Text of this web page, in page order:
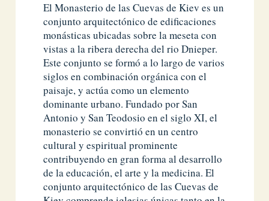
El Monasterio de las Cuevas de Kiev es un
conjunto arquitectónico de edificaciones
monásticas ubicadas sobre la meseta con
vistas a la ribera derecha del rio Dnieper.
Este conjunto se formó a lo largo de varios
siglos en combinación orgánica con el
paisaje, y actúa como un elemento
dominante urbano. Fundado por San
Antonio y San Teodosio en el siglo XI, el
monasterio se convirtió en un centro
cultural y espiritual prominente
contribuyendo en gran forma al desarrollo
de la educación, el arte y la medicina. El
conjunto arquitectónico de las Cuevas de